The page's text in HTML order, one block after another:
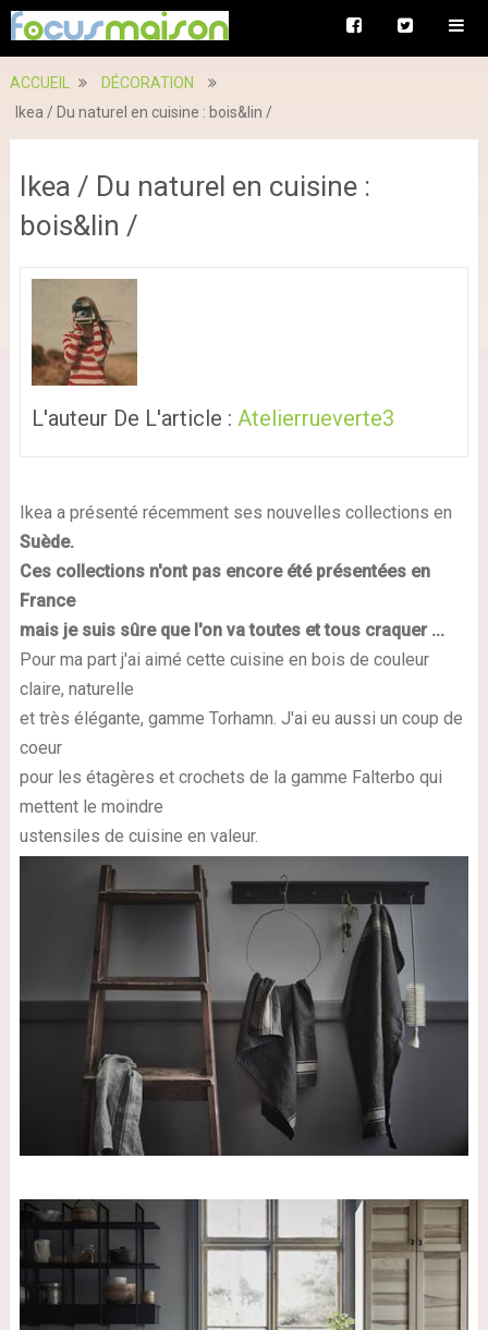
ACCUEIL
DÉCORATION
Ikea / Du naturel en cuisine : bois&lin /
Ikea / Du naturel en cuisine :
bois&lin /
L'auteur De L'article : Atelierrueverte3
Ikea a présenté récemment ses nouvelles collections en
Suède.
Ces collections n'ont pas encore été présentées en
France
mais je suis sûre que l'on va toutes et tous craquer ...
Pour ma part j'ai aimé cette cuisine en bois de couleur
claire, naturelle
et très élégante, gamme Torhamn. J'ai eu aussi un coup de
coeur
pour les étagères et crochets de la gamme Falterbo qui
mettent le moindre
ustensiles de cuisine en valeur.